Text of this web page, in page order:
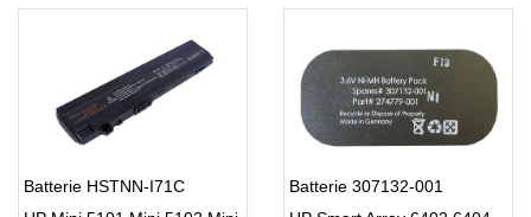
Batterie HSTNN-I71C
Batterie 307132-001